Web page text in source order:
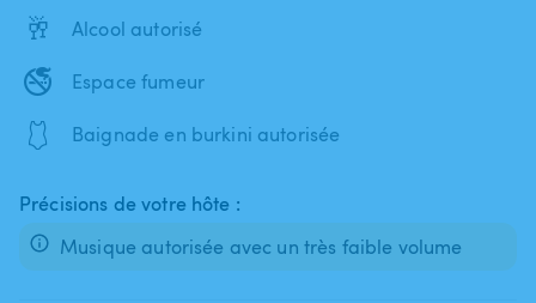
🥂 Alcool autorisé
🚭 Espace fumeur
🩱 Baignade en burkini autorisée
Précisions de votre hôte :
Musique autorisée avec un très faible volume